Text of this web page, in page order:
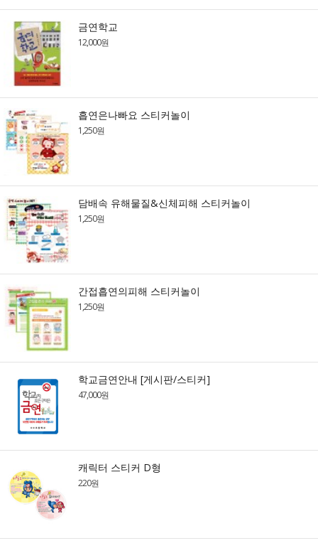
금연학교
12,000원
흡연은나빠요 스티커놀이
1,250원
담배속 유해물질&신체피해 스티커놀이
1,250원
간접흡연의피해 스티커놀이
1,250원
학교금연안내 [게시판/스티커]
47,000원
캐릭터 스티커 D형
220원